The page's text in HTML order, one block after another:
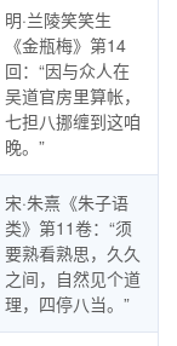
明·兰陵笑笑生
《金瓶梅》第14
回：“因与众人在
吴道官房里算帐，
七担八挪缠到这咱
晚。”
宋·朱熹《朱子语
类》第11卷：“须
要熟看熟思，久久
之间，自然见个道
理，四停八当。”